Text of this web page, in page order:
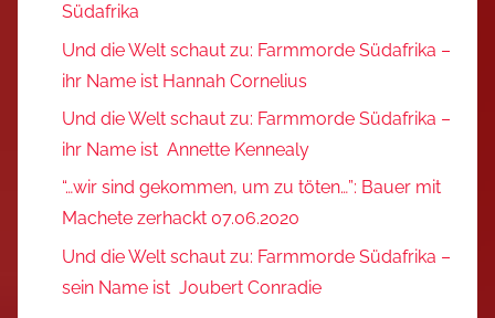
Südafrika
Und die Welt schaut zu: Farmmorde Südafrika –
ihr Name ist Hannah Cornelius
Und die Welt schaut zu: Farmmorde Südafrika –
ihr Name ist Annette Kennealy
“…wir sind gekommen, um zu töten…”: Bauer mit
Machete zerhackt 07.06.2020
Und die Welt schaut zu: Farmmorde Südafrika –
sein Name ist Joubert Conradie